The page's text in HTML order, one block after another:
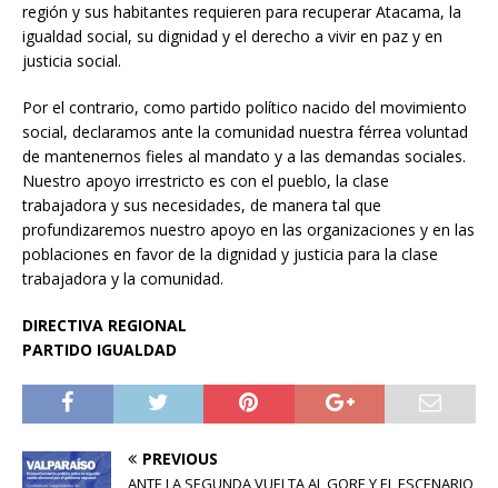
región y sus habitantes requieren para recuperar Atacama, la
igualdad social, su dignidad y el derecho a vivir en paz y en
justicia social.
Por el contrario, como partido político nacido del movimiento
social, declaramos ante la comunidad nuestra férrea voluntad
de mantenernos fieles al mandato y a las demandas sociales.
Nuestro apoyo irrestricto es con el pueblo, la clase
trabajadora y sus necesidades, de manera tal que
profundizaremos nuestro apoyo en las organizaciones y en las
poblaciones en favor de la dignidad y justicia para la clase
trabajadora y la comunidad.
DIRECTIVA REGIONAL
PARTIDO IGUALDAD
PREVIOUS
ANTE LA SEGUNDA VUELTA AL GORE Y EL ESCENARIO